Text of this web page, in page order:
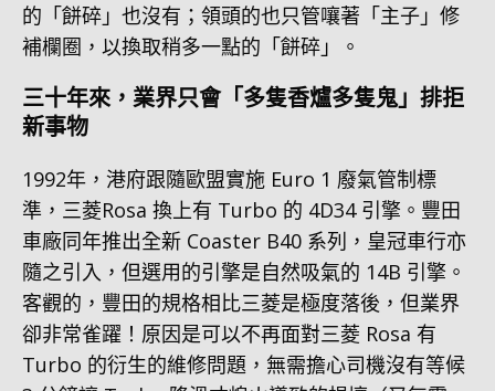
的「餅碎」也沒有；領頭的也只管嚷著「主子」修
補欄圈，以換取稍多一點的「餅碎」。
三十年來，業界只會「多隻香爐多隻鬼」排拒
新事物
1992年，港府跟隨歐盟實施 Euro 1 廢氣管制標
準，三菱Rosa 換上有 Turbo 的 4D34 引擎。豐田
車廠同年推出全新 Coaster B40 系列，皇冠車行亦
隨之引入，但選用的引擎是自然吸氣的 14B 引擎。
客觀的，豐田的規格相比三菱是極度落後，但業界
卻非常雀躍！原因是可以不再面對三菱 Rosa 有
Turbo 的衍生的維修問題，無需擔心司機沒有等候